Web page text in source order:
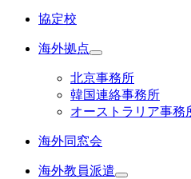
協定校
海外拠点
北京事務所
韓国連絡事務所
オーストラリア事務
海外同窓会
海外教員派遣